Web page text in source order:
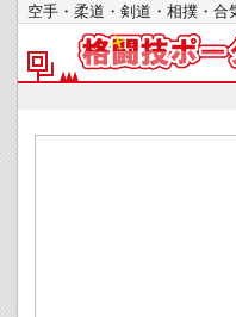
空手・柔道・剣道・相撲・